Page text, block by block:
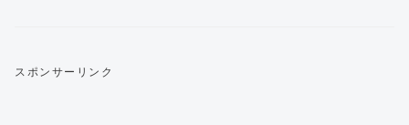
スポンサーリンク